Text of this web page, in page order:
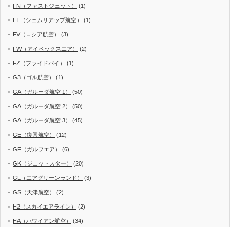
FN（ファストジェット） (1)
FT（シェムリアップ航空） (1)
FV（ロシア航空） (3)
FW（アイベックスエア） (2)
FZ（フライドバイ） (1)
G3（ゴル航空） (1)
GA（ガルーダ航空 1） (50)
GA（ガルーダ航空 2） (50)
GA（ガルーダ航空 3） (45)
GE（復興航空） (12)
GF（ガルフエア） (6)
GK（ジェットスター） (20)
GL（エアグリーンランド） (3)
GS（天津航空） (2)
H2（スカイエアライン） (2)
HA（ハワイアン航空） (34)